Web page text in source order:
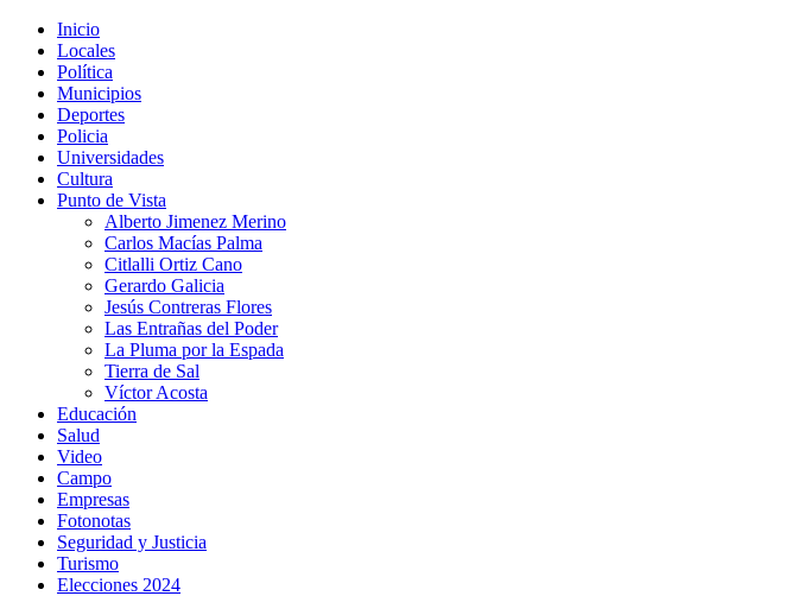
Inicio
Locales
Política
Municipios
Deportes
Policia
Universidades
Cultura
Punto de Vista
Alberto Jimenez Merino
Carlos Macías Palma
Citlalli Ortiz Cano
Gerardo Galicia
Jesús Contreras Flores
Las Entrañas del Poder
La Pluma por la Espada
Tierra de Sal
Víctor Acosta
Educación
Salud
Video
Campo
Empresas
Fotonotas
Seguridad y Justicia
Turismo
Elecciones 2024